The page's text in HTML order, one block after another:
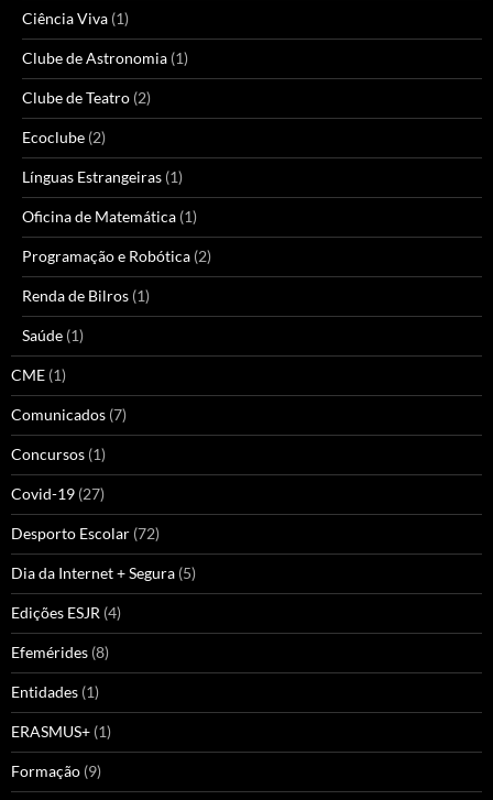
Ciência Viva (1)
Clube de Astronomia (1)
Clube de Teatro (2)
Ecoclube (2)
Línguas Estrangeiras (1)
Oficina de Matemática (1)
Programação e Robótica (2)
Renda de Bilros (1)
Saúde (1)
CME (1)
Comunicados (7)
Concursos (1)
Covid-19 (27)
Desporto Escolar (72)
Dia da Internet + Segura (5)
Edições ESJR (4)
Efemérides (8)
Entidades (1)
ERASMUS+ (1)
Formação (9)